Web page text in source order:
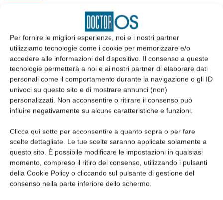
Per fornire le migliori esperienze, noi e i nostri partner
utilizziamo tecnologie come i cookie per memorizzare e/o
accedere alle informazioni del dispositivo. Il consenso a queste
tecnologie permetterà a noi e ai nostri partner di elaborare dati
personali come il comportamento durante la navigazione o gli ID
univoci su questo sito e di mostrare annunci (non)
personalizzati. Non acconsentire o ritirare il consenso può
influire negativamente su alcune caratteristiche e funzioni.
Clicca qui sotto per acconsentire a quanto sopra o per fare
scelte dettagliate. Le tue scelte saranno applicate solamente a
questo sito. È possibile modificare le impostazioni in qualsiasi
momento, compreso il ritiro del consenso, utilizzando i pulsanti
della Cookie Policy o cliccando sul pulsante di gestione del
consenso nella parte inferiore dello schermo.
Edicola web
Abbonati